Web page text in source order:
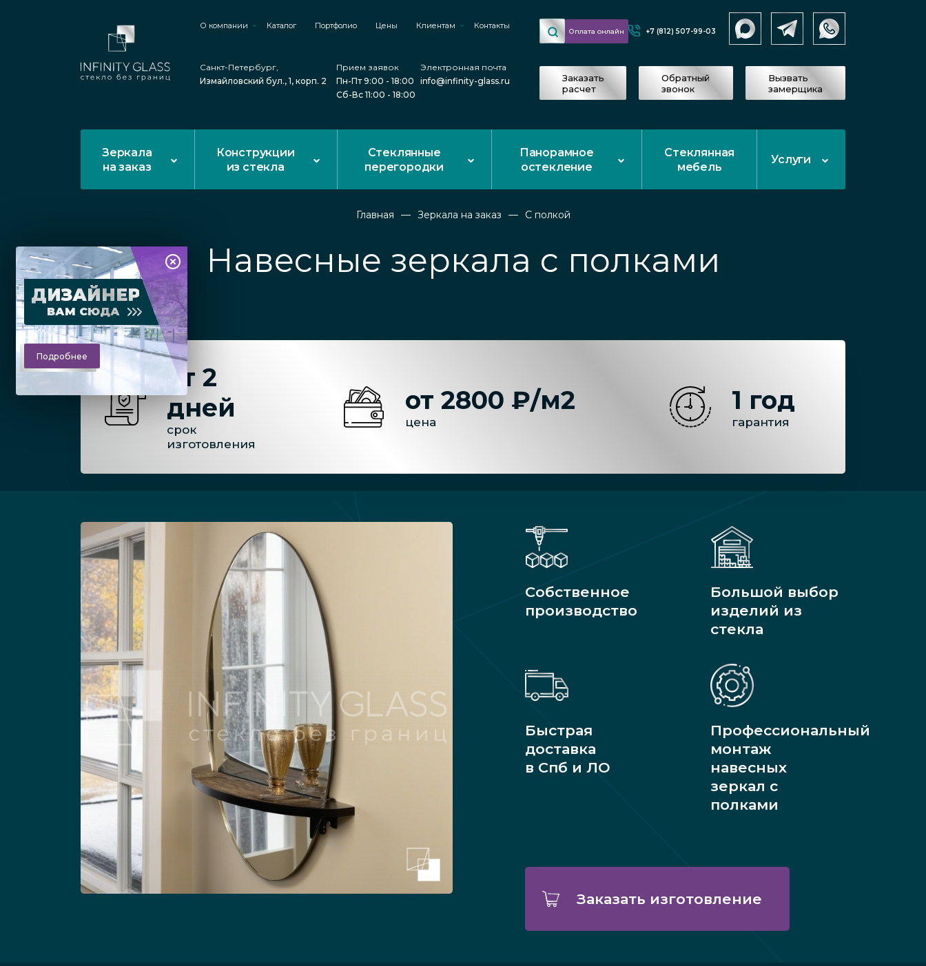
О компании Каталог Портфолио Цены Клиентам Контакты
Санкт-Петербург,
Измайловский бул., 1, корп. 2
Прием заявок
Пн-Пт 9:00 - 18:00
Сб-Вс 11:00 - 18:00
Электронная почта
info@infinity-glass.ru
Оплата онлайн +7 (812) 507-99-03
Заказать
расчет
Обратный
звонок
Вызвать
замерщика
Зеркала
на заказ
Конструкции
из стекла
Стеклянные
перегородки
Панорамное
остекление
Стеклянная
мебель
Услуги
Главная Зеркала на заказ С полкой
Навесные зеркала с полками
ДИЗАЙНЕР
ВАМ СЮДА
Подробнее
от 2
дней
срок
изготовления
от 2800 ₽/м2
цена
1 год
гарантия
Собственное
производство
Большой выбор
изделий из
стекла
Быстрая
доставка
в Спб и ЛО
Профессиональный
монтаж
навесных
зеркал с
полками
Заказать изготовление